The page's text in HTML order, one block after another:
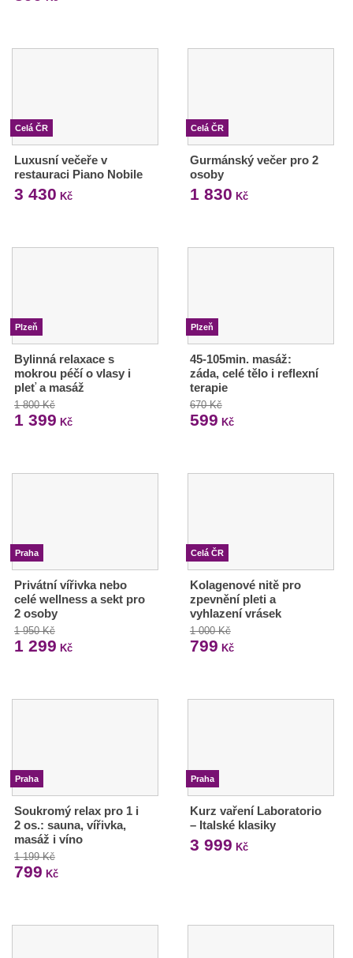
Celá ČR
Luxusní večeře v
restauraci Piano Nobile
3 430 Kč
Celá ČR
Gurmánský večer pro 2
osoby
1 830 Kč
Plzeň
Bylinná relaxace s
mokrou péčí o vlasy i
pleť a masáž
1 800 Kč
1 399 Kč
Plzeň
45-105min. masáž:
záda, celé tělo i reflexní
terapie
670 Kč
599 Kč
Praha
Privátní vířivka nebo
celé wellness a sekt pro
2 osoby
1 950 Kč
1 299 Kč
Celá ČR
Kolagenové nitě pro
zpevnění pleti a
vyhlazení vrásek
1 000 Kč
799 Kč
Praha
Soukromý relax pro 1 i
2 os.: sauna, vířivka,
masáž i víno
1 199 Kč
799 Kč
Praha
Kurz vaření Laboratorio
– Italské klasiky
3 999 Kč